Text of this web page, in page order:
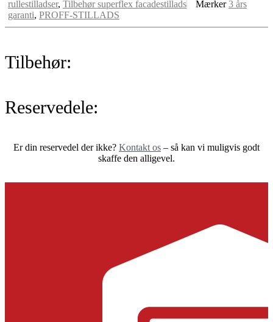
rullestilladser, Tilbehør superflex facadestillads Mærker 3 års
garanti, PROFF-STILLADS
Tilbehør:
Reservedele:
Er din reservedel der ikke? Kontakt os – så kan vi muligvis godt
skaffe den alligevel.